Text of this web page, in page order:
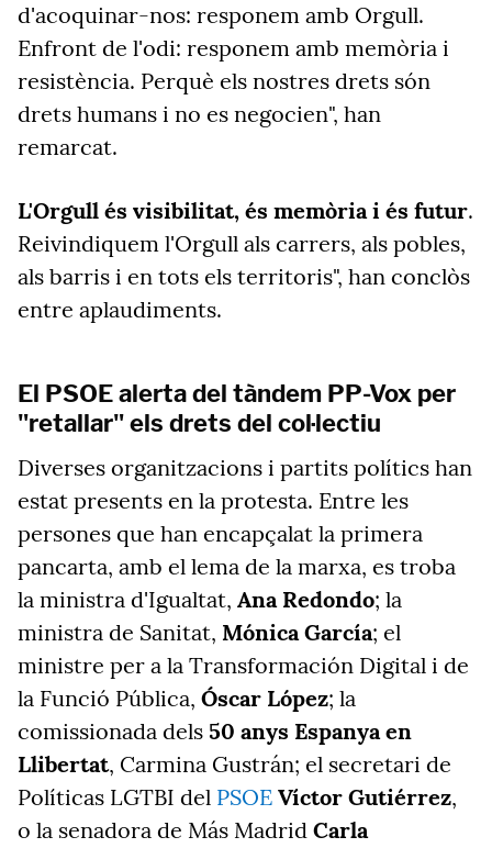
d'acoquinar-nos: responem amb Orgull.
Enfront de l'odi: responem amb memòria i
resistència. Perquè els nostres drets són
drets humans i no es negocien", han
remarcat.
L'Orgull és visibilitat, és memòria i és futur.
Reivindiquem l'Orgull als carrers, als pobles,
als barris i en tots els territoris", han conclòs
entre aplaudiments.
El PSOE alerta del tàndem PP-Vox per
"retallar" els drets del col·lectiu
Diverses organitzacions i partits polítics han
estat presents en la protesta. Entre les
persones que han encapçalat la primera
pancarta, amb el lema de la marxa, es troba
la ministra d'Igualtat, Ana Redondo; la
ministra de Sanitat, Mónica García; el
ministre per a la Transformación Digital i de
la Funció Pública, Óscar López; la
comissionada dels 50 anys Espanya en
Llibertat, Carmina Gustrán; el secretari de
Políticas LGTBI del PSOE Víctor Gutiérrez,
o la senadora de Más Madrid Carla